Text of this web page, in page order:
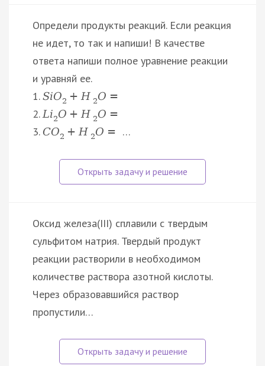
Определи продукты реакций. Если реакция
не идет, то так и напиши! В качестве
ответа напиши полное уравнение реакции
и уравняй ее.
1.SiO2 + H 2O =
2.Li2O + H 2O =
3. CO2 + H 2O = …
Оксид железа(III) сплавили с твердым
сульфитом натрия. Твердый продукт
реакции растворили в необходимом
количестве раствора азотной кислоты.
Через образовавшийся раствор
пропустили…